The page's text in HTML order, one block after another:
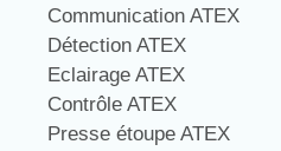
Communication ATEX
Détection ATEX
Eclairage ATEX
Contrôle ATEX
Presse étoupe ATEX